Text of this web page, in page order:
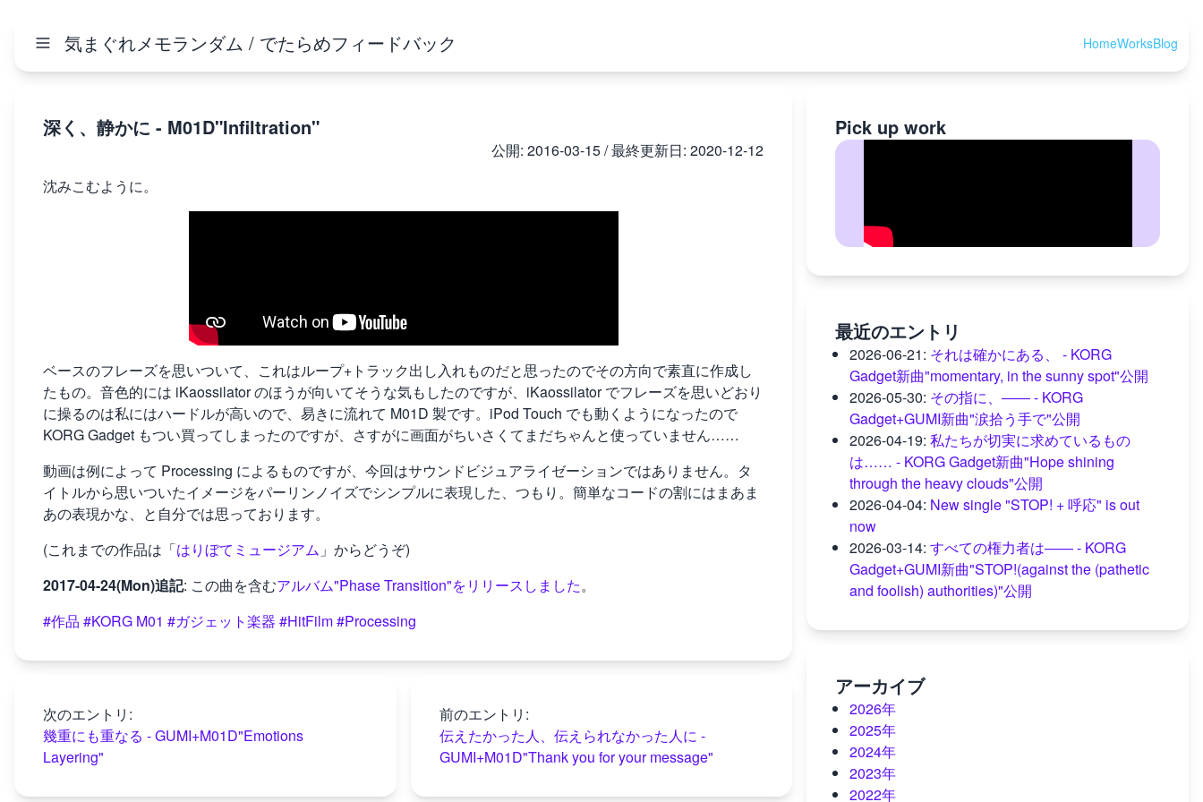
気まぐれメモランダム / でたらめフィードバック HomeWorksBlog
深く、静かに - M01D"Infiltration"
公開:2016-03-15/ 最終更新日:2020-12-12
沈みこむように。
ベースのフレーズを思いついて、これはループ+トラック出し入れものだと思ったのでその方向で素直に作成し
たもの。音色的には iKaossilator のほうが向いてそうな気もしたのですが、iKaossilator でフレーズを思いどおり
に操るのは私にはハードルが高いので、易きに流れて M01D 製です。iPod Touch でも動くようになったので
KORG Gadget もつい買ってしまったのですが、さすがに画面がちいさくてまだちゃんと使っていません……
動画は例によって Processing によるものですが、今回はサウンドビジュアライゼーションではありません。タ
イトルから思いついたイメージをパーリンノイズでシンプルに表現した、つもり。簡単なコードの割にはまあま
あの表現かな、と自分では思っております。
(これまでの作品は「はりぼてミュージアム 」からどうぞ)
2017-04-24(Mon)追記: この曲を含むアルバム"Phase Transition"をリリースしました。
#作品 #KORG M01 #ガジェット楽器 #HitFilm#Processing
次のエントリ:
幾重にも重なる - GUMI+M01D"Emotions
Layering"
前のエントリ:
伝えたかった人、伝えられなかった人に -
GUMI+M01D"Thank you for your message"
Pick up work
最近のエントリ
2026-06-21: それは確かにある、 - KORG
Gadget新曲"momentary, in the sunny spot"公開
2026-05-30: その指に、―― - KORG
Gadget+GUMI新曲"涙拾う手で"公開
2026-04-19:私たちが切実に求めているもの
は…… - KORG Gadget新曲"Hope shining
through the heavy clouds"公開
2026-04-04: New single "STOP! + 呼応" is out
now
2026-03-14:すべての権力者は―― - KORG
Gadget+GUMI新曲"STOP!(against the (pathetic
and foolish) authorities)"公開
アーカイブ
2026年
2025年
2024年
2023年
2022年